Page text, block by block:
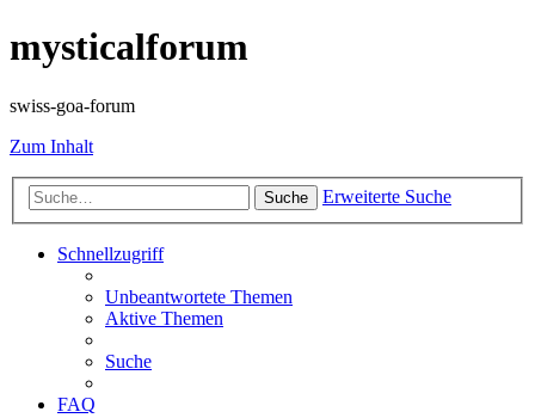
mysticalforum
swiss-goa-forum
Zum Inhalt
Suche Erweiterte Suche
Schnellzugriff
Unbeantwortete Themen
Aktive Themen
Suche
FAQ